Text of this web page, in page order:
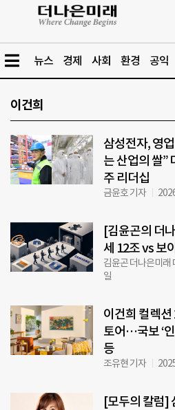
뉴스 경제 사회 환경 공익
이건희
삼성전자, 영
는 산업의 쌀”
주 리더십
금윤호 기자
[김윤곤의 더
세 12조 vs 보
김윤곤 더나은미래
일
이건희 컬렉
토어…국보 ‘
등
조유현 기자
[모두의 칼럼]